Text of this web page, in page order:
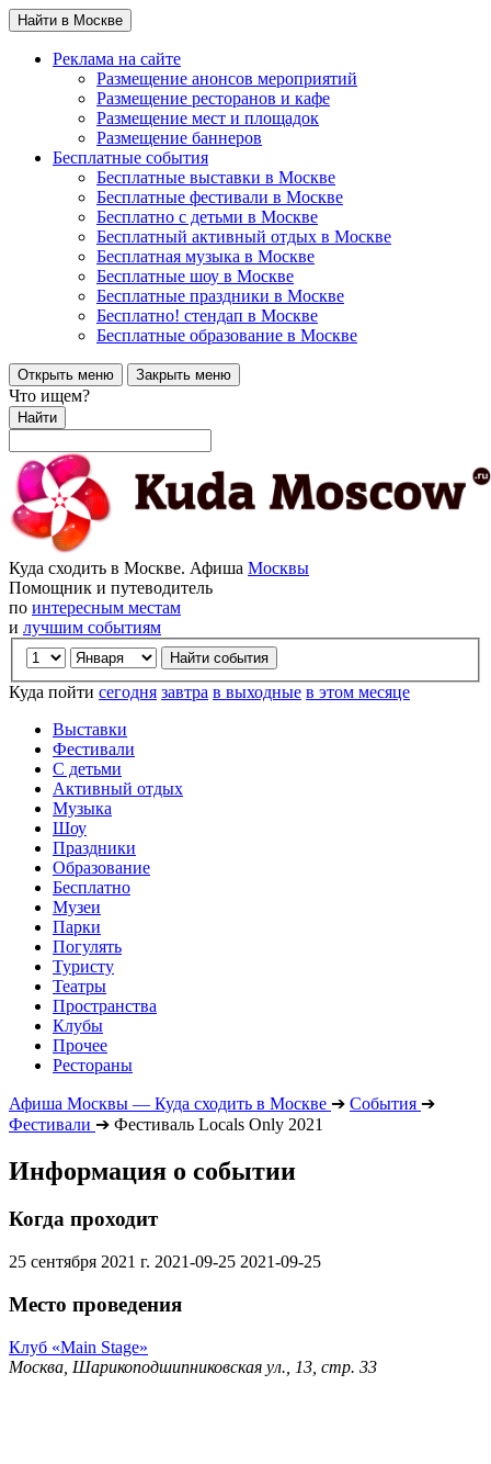
Найти в Москве
Реклама на сайте
Размещение анонсов мероприятий
Размещение ресторанов и кафе
Размещение мест и площадок
Размещение баннеров
Бесплатные события
Бесплатные выставки в Москве
Бесплатные фестивали в Москве
Бесплатно с детьми в Москве
Бесплатный активный отдых в Москве
Бесплатная музыка в Москве
Бесплатные шоу в Москве
Бесплатные праздники в Москве
Бесплатно! стендап в Москве
Бесплатные образование в Москве
Открыть меню Закрыть меню
Что ищем?
Найти
Куда сходить в Москве. Афиша Москвы
Помощник и путеводитель
по интересным местам
и лучшим событиям
Куда пойти сегодня завтра в выходные в этом месяце
Выставки
Фестивали
С детьми
Активный отдых
Музыка
Шоу
Праздники
Образование
Бесплатно
Музеи
Парки
Погулять
Туристу
Театры
Пространства
Клубы
Прочее
Рестораны
Афиша Москвы — Куда сходить в Москве ➔ События ➔
Фестивали ➔ Фестиваль Locals Only 2021
Информация о событии
Когда проходит
25 сентября 2021 г. 2021-09-25 2021-09-25
Место проведения
Клуб «Main Stage»
Москва, Шарикоподшипниковская ул., 13, стр. 33